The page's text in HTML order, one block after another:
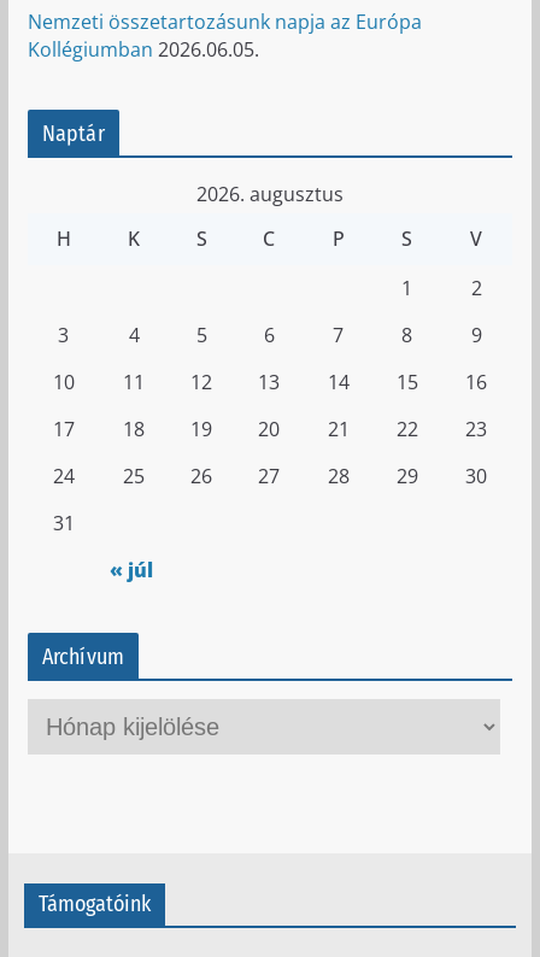
Nemzeti összetartozásunk napja az Európa
Kollégiumban 2026.06.05.
Naptár
2026. augusztus
H
K S C P S V
« júl
1
2
3
4 5 6 7 8
9
10
11 12 13 14 15
16
17
18 19 20 21 22
23
24
25 26 27 28 29
30
31
Archívum
r
Támogatóink